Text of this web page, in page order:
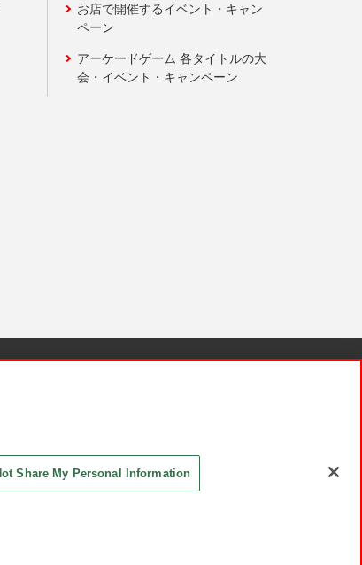
お店で開催するイベント・キャン
ペーン
アーケードゲーム 各タイトルの大
会・イベント・キャンペーン
Share My Personal Information